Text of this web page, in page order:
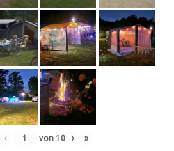
‹ von 10 › »